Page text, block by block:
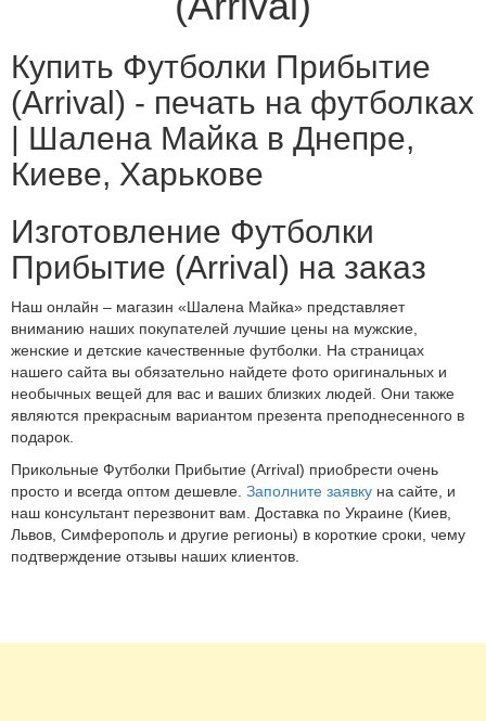
Купить Футболки Прибытие
(Arrival) - печать на футболках
| Шалена Майка в Днепре,
Киеве, Харькове
Изготовление Футболки
Прибытие (Arrival) на заказ
Наш онлайн – магазин «Шалена Майка» представляет
вниманию наших покупателей лучшие цены на мужские,
женские и детские качественные футболки. На страницах
нашего сайта вы обязательно найдете фото оригинальных и
необычных вещей для вас и ваших близких людей. Они также
являются прекрасным вариантом презента преподнесенного в
подарок.
Прикольные Футболки Прибытие (Arrival) приобрести очень
просто и всегда оптом дешевле. Заполните заявку на сайте, и
наш консультант перезвонит вам. Доставка по Украине (Киев,
Львов, Симферополь и другие регионы) в короткие сроки, чему
подтверждение отзывы наших клиентов.